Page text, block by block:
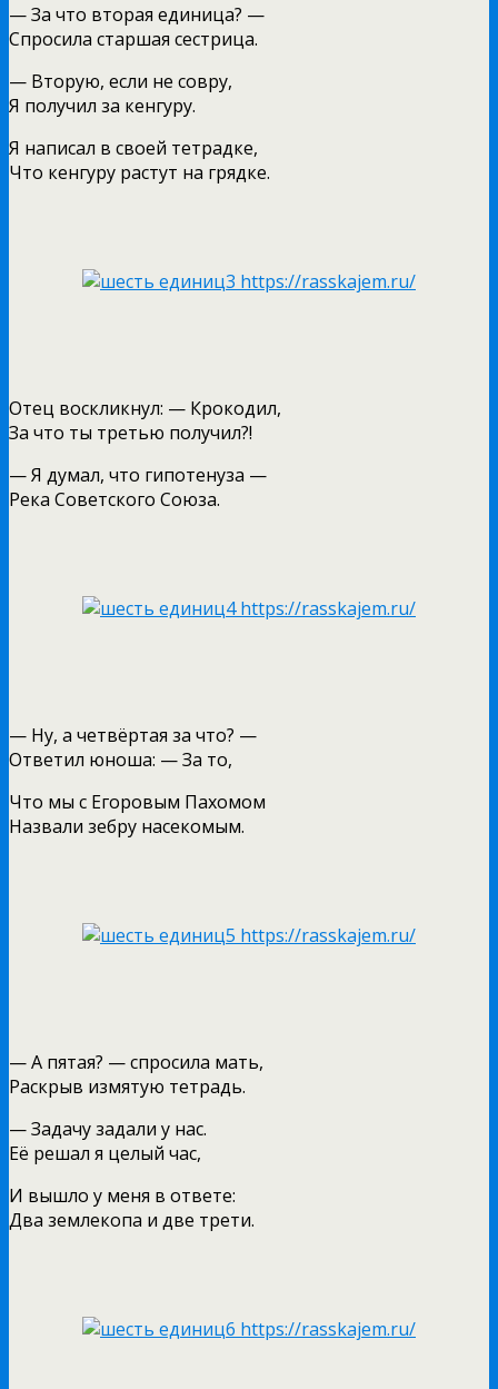
— За что вторая единица? —
Спросила старшая сестрица.
— Вторую, если не совру,
Я получил за кенгуру.
Я написал в своей тетрадке,
Что кенгуру растут на грядке.
Отец воскликнул: — Крокодил,
За что ты третью получил?!
— Я думал, что гипотенуза —
Река Советского Союза.
— Ну, а четвёртая за что? —
Ответил юноша: — За то,
Что мы с Егоровым Пахомом
Назвали зебру насекомым.
— А пятая? — спросила мать,
Раскрыв измятую тетрадь.
— Задачу задали у нас.
Её решал я целый час,
И вышло у меня в ответе:
Два землекопа и две трети.